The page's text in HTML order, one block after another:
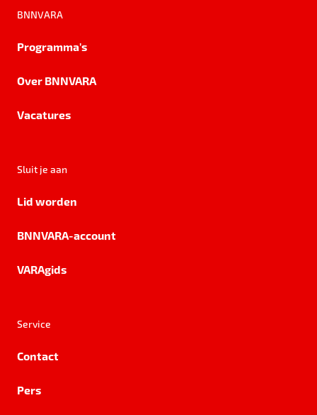
BNNVARA
Programma's
Over BNNVARA
Vacatures
Sluit je aan
Lid worden
BNNVARA-account
VARAgids
Service
Contact
Pers